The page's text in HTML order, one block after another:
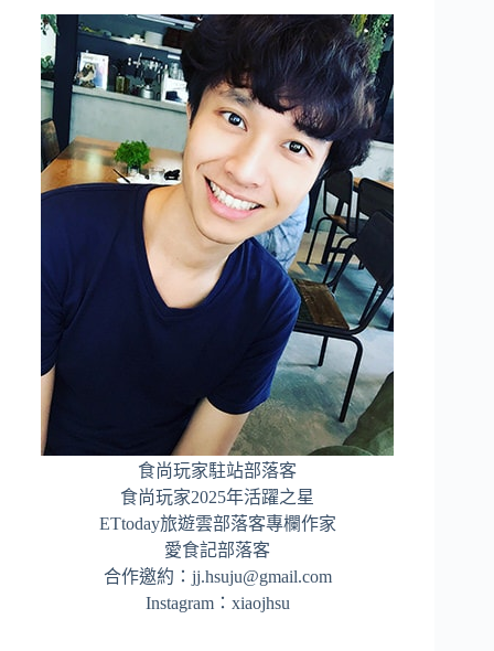
食尚玩家駐站部落客
食尚玩家2025年活躍之星
ETtoday旅遊雲部落客專欄作家
愛食記部落客
合作邀約： jj.hsuju@gmail.com
Instagram： xiaojhsu